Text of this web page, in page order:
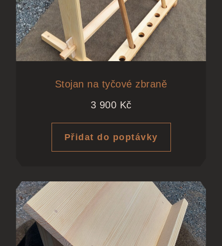
Stojan na tyčové zbraně
3 900 Kč
Přidat do poptávky